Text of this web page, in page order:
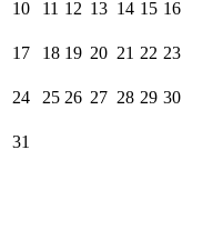
10 11 12 13 14 15 16
17 18 19 20 21 22 23
24 25 26 27 28 29 30
31